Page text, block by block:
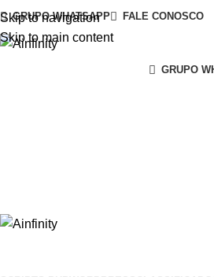
Skip to navigation
Skip to main content
GRUPO WHATSAPP FALE CONOSCO
GRUPO